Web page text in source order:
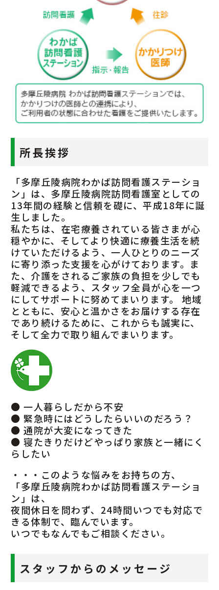
所長挨拶
「多摩丘陵病院わかば訪問看護ステーショ
ン」は、多摩丘陵病院訪問看護室としての
13年間の経験と信頼を礎に、平成18年に誕
生しました。
私たちは、在宅療養されている皆さまが心
穏やかに、そしてより快適に療養生活を続
けていただけるよう、一人ひとりのニーズ
に寄り添った支援を心がけております。ま
た、介護をされるご家族の負担を少しでも
軽減できるよう、スタッフ全員が心を一つ
にしてサポートに努めてまいります。 地域
とともに、安心と温かさをお届けする存在
であり続けるために、これからも誠実に、
そして全力で取り組んでまいります。
● 一人暮らしだから不安
● 緊急時にはどうしたらいいのだろう？
● 通院が大変になってきた
● 寝たきりだけどやっぱり家族と一緒にく
らしたい
・・・このような悩みをお持ちの方、
「多摩丘陵病院わかば訪問看護ステーショ
ン」は、
夜間休日を問わず、24時間いつでも対応で
きる体制で、臨んでいます。
いつでもなんでもご相談ください。
スタッフからのメッセージ